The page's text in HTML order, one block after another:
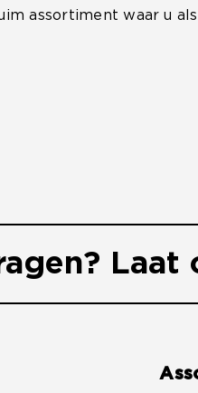
assortiment waar u
Laat